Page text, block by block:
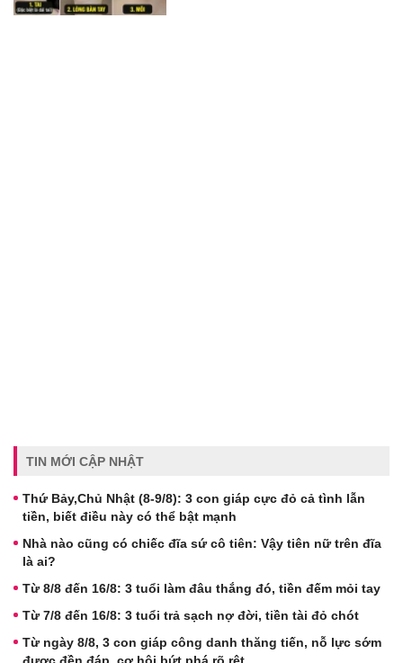
TIN MỚI CẬP NHẬT
Thứ Bảy,Chủ Nhật (8-9/8): 3 con giáp cực đỏ cả tình lẫn
tiền, biết điều này có thể bật mạnh
Nhà nào cũng có chiếc đĩa sứ cô tiên: Vậy tiên nữ trên đĩa
là ai?
Từ 8/8 đến 16/8: 3 tuổi làm đâu thắng đó, tiền đếm mỏi tay
Từ 7/8 đến 16/8: 3 tuổi trả sạch nợ đời, tiền tài đỏ chót
Từ ngày 8/8, 3 con giáp công danh thăng tiến, nỗ lực sớm